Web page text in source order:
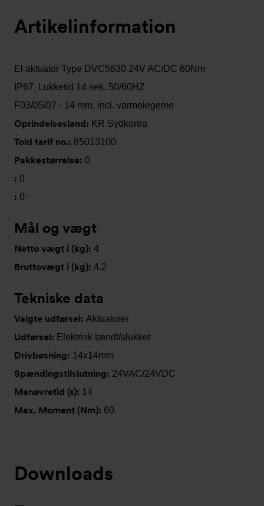
Artikelinformation
El aktuator Type DVC5630 24V AC/DC 60Nm
IP67, Lukketid 14 sek. 50/60HZ
F03/05/07 - 14 mm, incl. varmelegeme
Oprindelsesland: KR Sydkorea
Told tarif no.: 85013100
Pakkestørrelse: 0
: 0
: 0
Mål og vægt
Netto vægt i (kg): 4
Bruttovægt i (kg): 4.2
Tekniske data
Valgte udførsel: Aktuatorer
Udførsel: Elektrisk tændt/slukket
Drivbøsning: 14x14mm
Spændingstilslutning: 24VAC/24VDC
Manøvretid (s): 14
Max. Moment (Nm): 60
Downloads